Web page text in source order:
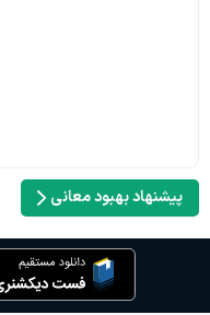
پیشنهاد بهبود معانی